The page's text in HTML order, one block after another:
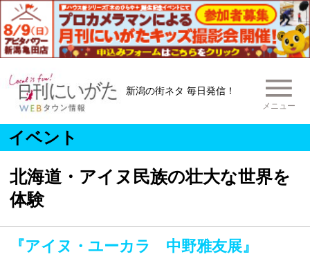
新潟の街ネタ 毎日発信！
メニュー
イベント
北海道・アイヌ民族の壮大な世界を
体験
『アイヌ・ユーカラ 中野雅友展』